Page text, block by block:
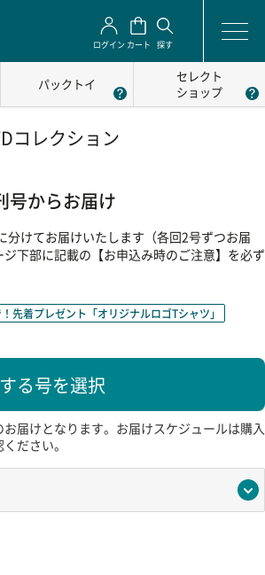
ログイン カート 探す
パックトイ
セレクト
ショップ
コレクション
号からお届け
分けてお届けいたします（各回2号ずつお届
下部に記載の【お申込み時のご注意】を必ず
先着プレゼント「オリジナルロゴTシャツ」
する号を選択
届けとなります。お届けスケジュールは購入
ださい。